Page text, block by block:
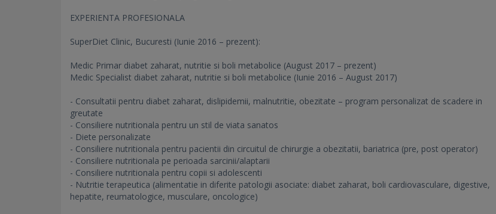
EXPERIENTA PROFESIONALA
SuperDiet Clinic, Bucuresti (Iunie 2016 – prezent):
Medic Primar diabet zaharat, nutritie si boli metabolice (August 2017 – prezent)
Medic Specialist diabet zaharat, nutritie si boli metabolice (Iunie 2016 – August 2017)
- Consultatii pentru diabet zaharat, dislipidemii, malnutritie, obezitate – program personalizat de scadere in
greutate
- Consiliere nutritionala pentru un stil de viata sanatos
- Diete personalizate
- Consiliere nutritionala pentru pacientii din circuitul de chirurgie a obezitatii, bariatrica (pre, post operator)
- Consiliere nutritionala pe perioada sarcinii/alaptarii
- Consiliere nutritionala pentru copii si adolescenti
- Nutritie terapeutica (alimentatie in diferite patologii asociate: diabet zaharat, boli cardiovasculare, digestive,
hepatite, reumatologice, musculare, oncologice)